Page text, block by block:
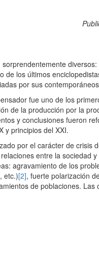
sorprendentemente
los últimos
por sus
fue uno de los
de la producción por la
y conclusiones fueron
y principios del XXI.
por el carácter de
entre la
agravamiento de los
etc.)[2], fuerte polarización
de poblaciones.